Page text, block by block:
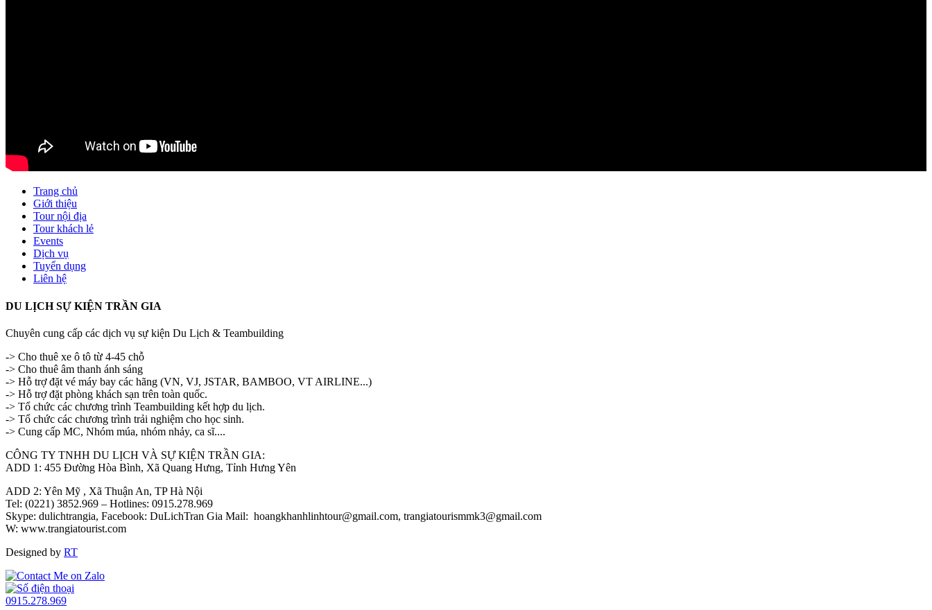
Trang chủ
Giới thiệu
Tour nội địa
Tour khách lẻ
Events
Dịch vụ
Tuyển dụng
Liên hệ
DU LỊCH SỰ KIỆN TRẦN GIA
Chuyên cung cấp các dịch vụ sự kiện Du Lịch & Teambuilding
-> Cho thuê xe ô tô từ 4-45 chỗ
-> Cho thuê âm thanh ánh sáng
-> Hỗ trợ đặt vé máy bay các hãng (VN, VJ, JSTAR, BAMBOO, VT AIRLINE...)
-> Hỗ trợ đặt phòng khách sạn trên toàn quốc.
-> Tổ chức các chương trình Teambuilding kết hợp du lịch.
-> Tổ chức các chương trình trải nghiệm cho học sinh.
-> Cung cấp MC, Nhóm múa, nhóm nhảy, ca sĩ....
CÔNG TY TNHH DU LỊCH VÀ SỰ KIỆN TRẦN GIA:
ADD 1: 455 Đường Hòa Bình, Xã Quang Hưng, Tỉnh Hưng Yên
ADD 2: Yên Mỹ , Xã Thuận An, TP Hà Nội
Tel: (0221) 3852.969 – Hotlines: 0915.278.969
Skype: dulichtrangia, Facebook: DuLichTran Gia Mail: hoangkhanhlinhtour@gmail.com, trangiatourismmk3@gmail.com
W: www.trangiatourist.com
Designed by RT
0915.278.969